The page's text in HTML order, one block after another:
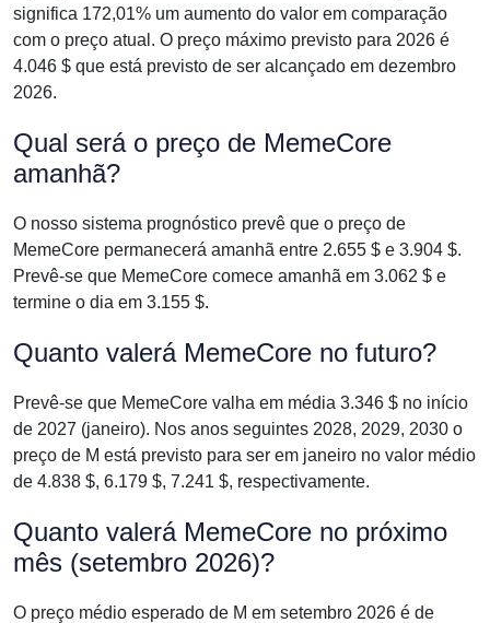
significa 172,01% um aumento do valor em comparação
com o preço atual. O preço máximo previsto para 2026 é
4.046 $ que está previsto de ser alcançado em dezembro
2026.
Qual será o preço de MemeCore
amanhã?
O nosso sistema prognóstico prevê que o preço de
MemeCore permanecerá amanhã entre 2.655 $ e 3.904 $.
Prevê-se que MemeCore comece amanhã em 3.062 $ e
termine o dia em 3.155 $.
Quanto valerá MemeCore no futuro?
Prevê-se que MemeCore valha em média 3.346 $ no início
de 2027 (janeiro). Nos anos seguintes 2028, 2029, 2030 o
preço de M está previsto para ser em janeiro no valor médio
de 4.838 $, 6.179 $, 7.241 $, respectivamente.
Quanto valerá MemeCore no próximo
mês (setembro 2026)?
O preço médio esperado de M em setembro 2026 é de